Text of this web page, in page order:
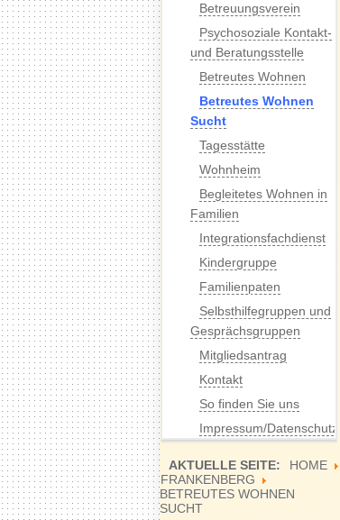
Betreuungsverein
Psychosoziale Kontakt-
und Beratungsstelle
Betreutes Wohnen
Betreutes Wohnen
Sucht
Tagesstätte
Wohnheim
Begleitetes Wohnen in
Familien
Integrationsfachdienst
Kindergruppe
Familienpaten
Selbsthilfegruppen und
Gesprächsgruppen
Mitgliedsantrag
Kontakt
So finden Sie uns
Impressum/Datenschutz
AKTUELLE SEITE:
HOME
FRANKENBERG
BETREUTES WOHNEN
SUCHT